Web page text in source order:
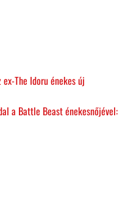
ex-The Idoru énekes új
a Battle Beast énekesnőjével: